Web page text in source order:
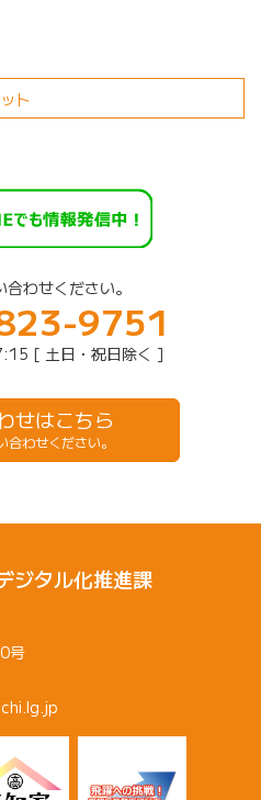
ト
わせください。
9751
[ 土日・祝日除く ]
せはこちら
合わせください。
ジタル化推進課
号